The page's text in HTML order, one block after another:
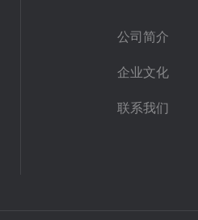
公司简介
企业文化
联系我们